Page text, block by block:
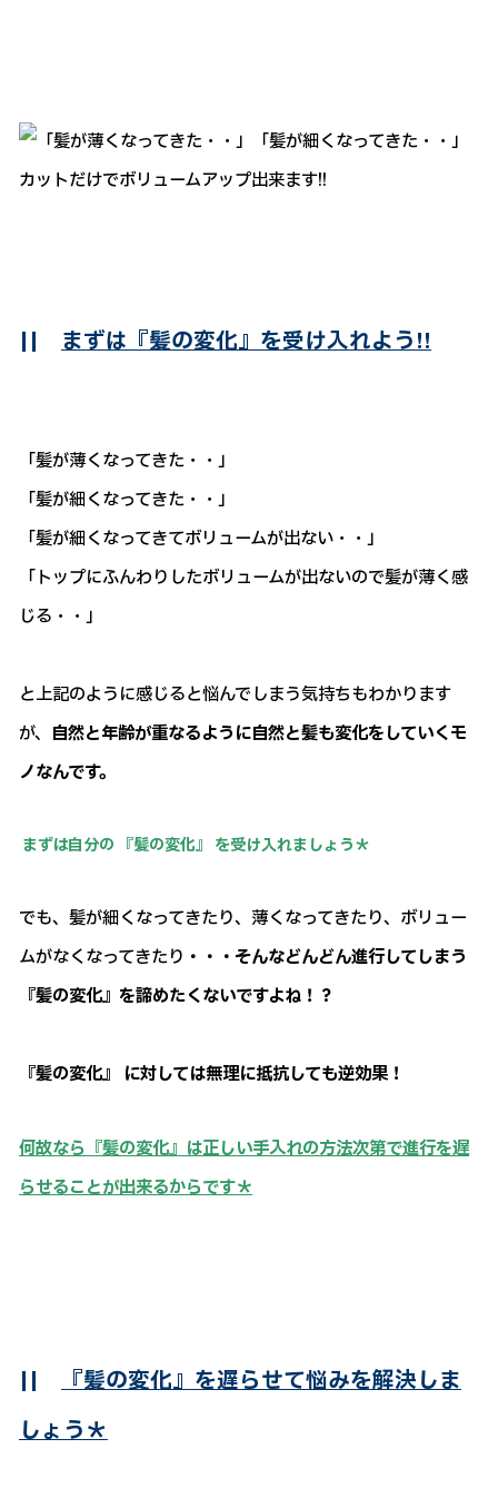
|| まずは『髪の変化』を受け入れよう!!
「髪が薄くなってきた・・」
「髪が細くなってきた・・」
「髪が細くなってきてボリュームが出ない・・」
「トップにふんわりしたボリュームが出ないので髪が薄く感
じる・・」
と上記のように感じると悩んでしまう気持ちもわかります
が、 自然と年齢が重なるように自然と髪も変化をしていくモ
ノなんです。
まずは自分の 『髪の変化』 を受け入れましょう＊
でも、髪が細くなってきたり、薄くなってきたり、ボリュー
ムがなくなってきたり ・・・そんなどんどん進行してしまう
『髪の変化』を諦めたくないですよね！？
『髪の変化』 に対しては無理に抵抗しても逆効果！
何故なら『髪の変化』は正しい手入れの方法次第で進行を遅
らせることが出来るからです＊
|| 『髪の変化』を遅らせて悩みを解決しま
しょう＊